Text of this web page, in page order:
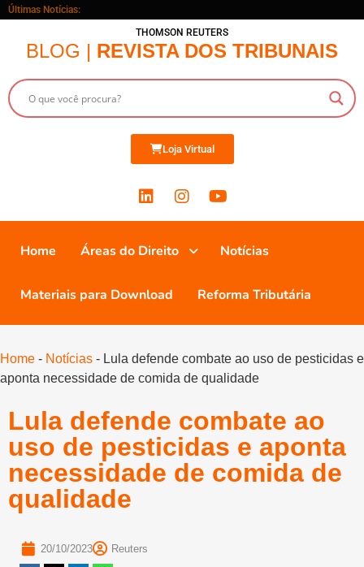
Últimas Notícias:
THOMSON REUTERS
BLOG | REVISTA DOS TRIBUNAIS
Loja Virtual
Home Áreas do Direito Notícias
Materiais para Download Reforma Tributária
Home - Notícias - Lula defende combate ao uso de pesticidas e
aponta necessidade de comida de qualidade
Lula defende combate ao
uso de pesticidas e aponta
necessidade de comida de
qualidade
20/10/2023 Reuters